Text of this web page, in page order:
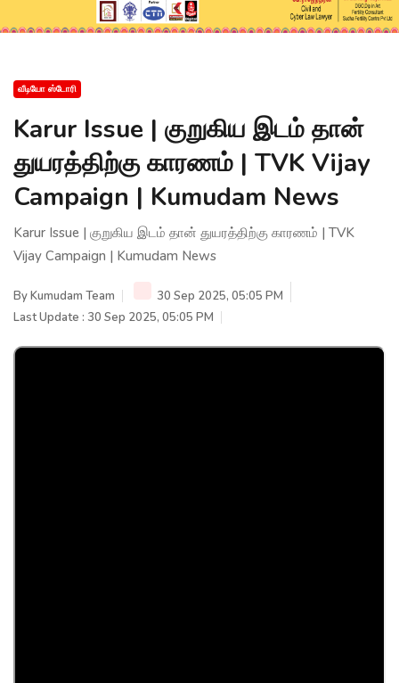
வீடியோ ஸ்டோரி
Karur Issue | குறுகிய இடம் தான்
துயரத்திற்கு காரணம் | TVK Vijay
Campaign | Kumudam News
Karur Issue | குறுகிய இடம் தான் துயரத்திற்கு காரணம் | TVK
Vijay Campaign | Kumudam News
ByKumudam Team
30 Sep 2025, 05:05 PM
Last Update : 30 Sep 2025, 05:05 PM